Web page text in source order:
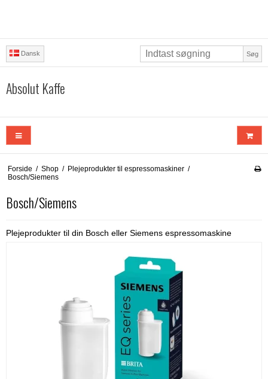
Dansk Søg
Absolut Kaffe
Forside / Shop / Plejeprodukter til espressomaskiner /
Bosch/Siemens
Bosch/Siemens
Plejeprodukter til din Bosch eller Siemens espressomaskine